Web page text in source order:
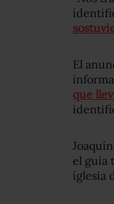
El
que
el guía
iglesia